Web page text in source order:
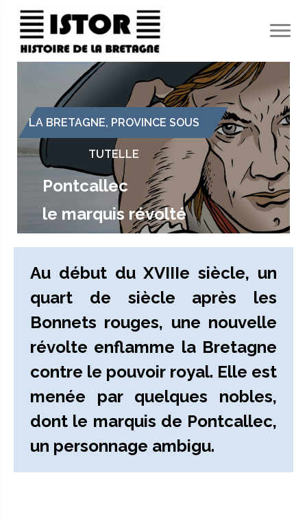
LA BRETAGNE, PROVINCE SOUS
TUTELLE
Pontcallec
le marquis révolté
Au début du XVIIIe siècle, un
quart de siècle après les
Bonnets rouges, une nouvelle
révolte enflamme la Bretagne
contre le pouvoir royal. Elle est
menée par quelques nobles,
dont le marquis de Pontcallec,
un personnage ambigu.
Panneau de gestion des cookies